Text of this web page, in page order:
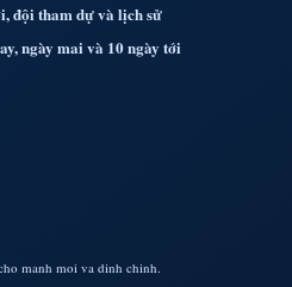
đội tham dự và lịch sử
ngày mai và 10 ngày tới
manh moi va dinh chinh.